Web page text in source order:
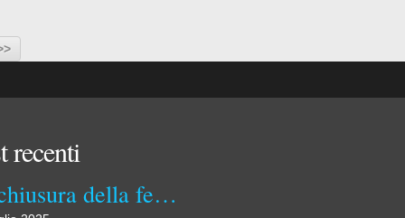
recenti
La chiusura della ferrovia Spoleto-Norcia. Il 31 luglio 1968 e il contributo dei Comuni